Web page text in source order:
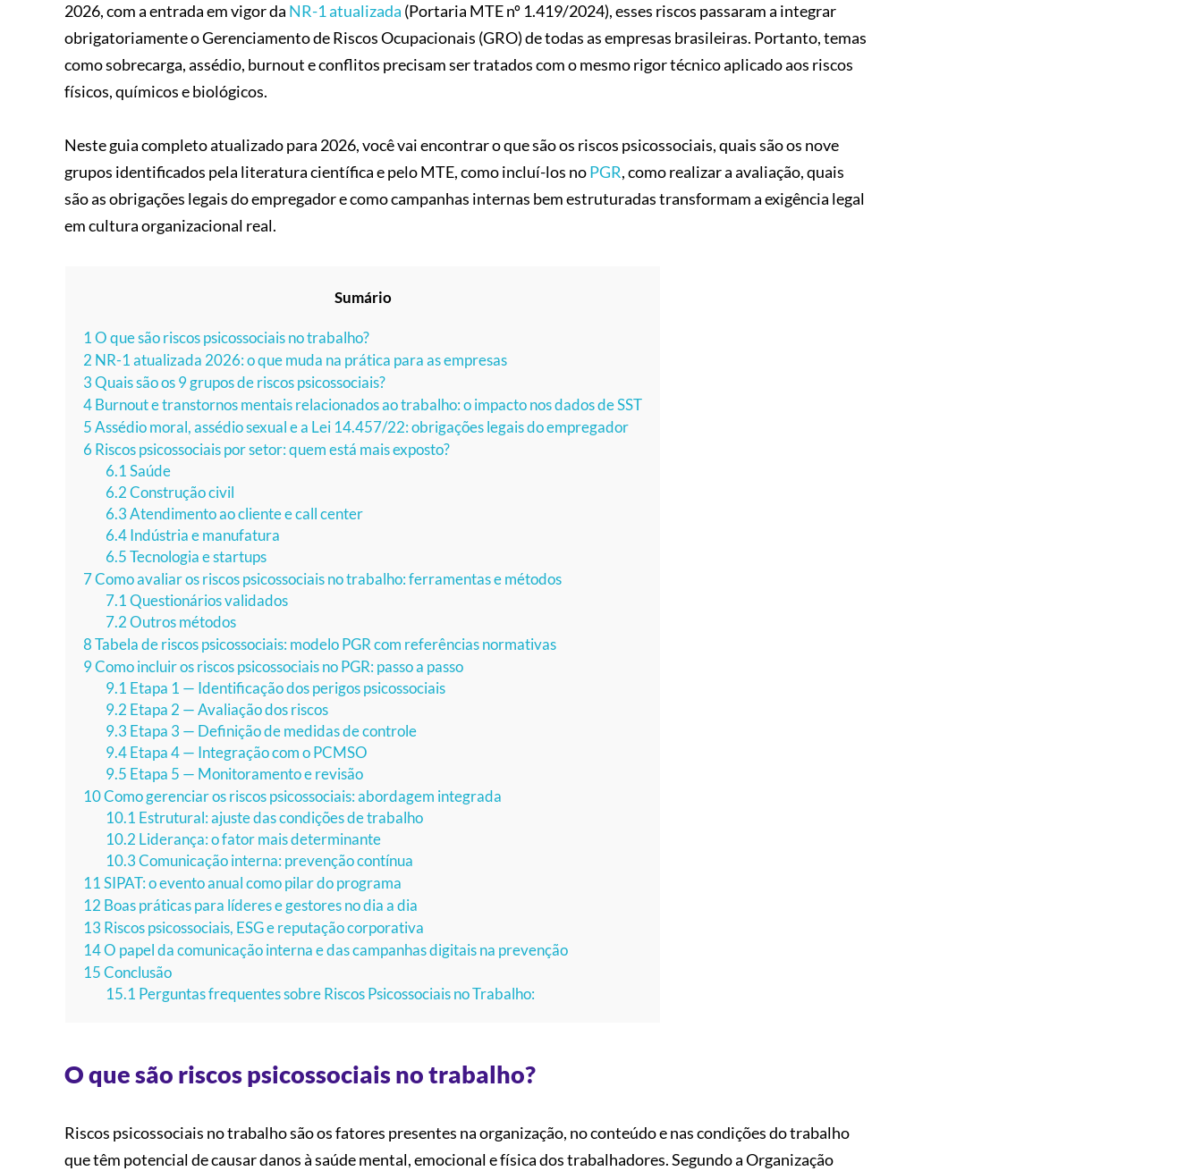
2026, com a entrada em vigor da NR-1 atualizada (Portaria MTE nº 1.419/2024), esses riscos passaram a integrar
obrigatoriamente o Gerenciamento de Riscos Ocupacionais (GRO) de todas as empresas brasileiras. Portanto, temas
como sobrecarga, assédio, burnout e conflitos precisam ser tratados com o mesmo rigor técnico aplicado aos riscos
físicos, químicos e biológicos.
Neste guia completo atualizado para 2026, você vai encontrar o que são os riscos psicossociais, quais são os nove
grupos identificados pela literatura científica e pelo MTE, como incluí-los noPGR, como realizar a avaliação, quais
são as obrigações legais do empregador e como campanhas internas bem estruturadas transformam a exigência legal
em cultura organizacional real.
Sumário
1O que são riscos psicossociais no trabalho?
2 NR-1 atualizada 2026: o que muda na prática para as empresas
3Quais são os 9 grupos de riscos psicossociais?
4Burnout e transtornos mentais relacionados ao trabalho: o impacto nos dados de SST
5Assédio moral, assédio sexual e a Lei 14.457/22: obrigações legais do empregador
6 Riscos psicossociais por setor: quem está mais exposto?
6.1 Saúde
6.2 Construção civil
6.3 Atendimento ao cliente e call center
6.4Indústria e manufatura
6.5 Tecnologia e startups
7Como avaliar os riscos psicossociais no trabalho: ferramentas e métodos
7.1 Questionários validados
7.2 Outros métodos
8Tabela de riscos psicossociais: modelo PGR com referências normativas
9Como incluir os riscos psicossociais no PGR: passo a passo
9.1 Etapa 1 — Identificação dos perigos psicossociais
9.2 Etapa 2 — Avaliação dos riscos
9.3 Etapa 3 — Definição de medidas de controle
9.4Etapa 4 — Integração com o PCMSO
9.5 Etapa 5 — Monitoramento e revisão
10Como gerenciar os riscos psicossociais: abordagem integrada
10.1 Estrutural: ajuste das condições de trabalho
10.2 Liderança: o fator mais determinante
10.3 Comunicação interna: prevenção contínua
11SIPAT: o evento anual como pilar do programa
12 Boas práticas para líderes e gestores no dia a dia
13 Riscos psicossociais, ESG e reputação corporativa
14O papel da comunicação interna e das campanhas digitais na prevenção
15Conclusão
15.1 Perguntas frequentes sobre Riscos Psicossociais no Trabalho:
O que são riscos psicossociais no trabalho?
Riscos psicossociais no trabalho são os fatores presentes na organização, no conteúdo e nas condições do trabalho
que têm potencial de causar danos à saúde mental, emocional e física dos trabalhadores. Segundo a Organização